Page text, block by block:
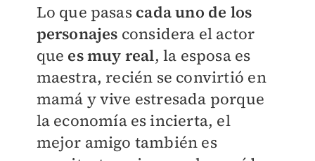
Lo que pasas cada uno de los
personajes considera el actor
que es muy real, la esposa es
maestra, recién se convirtió en
mamá y vive estresada porque
la economía es incierta, el
mejor amigo también es